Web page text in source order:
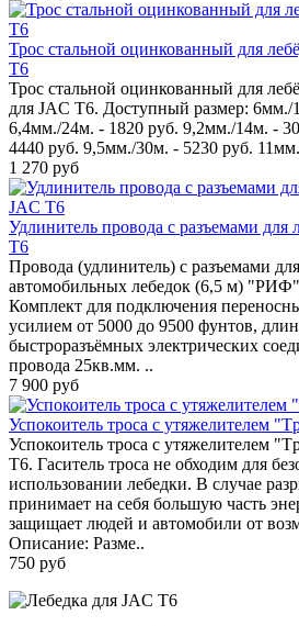
Трос стальной оцинкованный для
T6
Трос стальной оцинкованный для
для JAC T6. Доступный размер: 6мм./
6,4мм./24м. - 1820 руб. 9,2мм./14м. -
4440 руб. 9,5мм./30м. - 5230 руб.
1 270 руб
Удлинитель провода с разъемами
T6
Провода (удлинитель) с разъемами
автомобильных лебедок (6,5 м)
Комплект для подключения
усилием от 5000 до 9500 фунтов,
быстроразъёмных электрических
провода 25кв.мм. ..
7 900 руб
Успокоитель троса с утяжелителем
Успокоитель троса с утяжелителем
T6. Гаситель троса не обходим для
использовании лебедки. В случае
принимает на себя большую часть
защищает людей и автомобили от
Описание: Разме..
750 руб